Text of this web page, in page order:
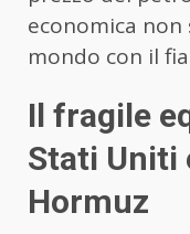
economica
mondo con il
Il fragile
Stati Uniti
Hormuz